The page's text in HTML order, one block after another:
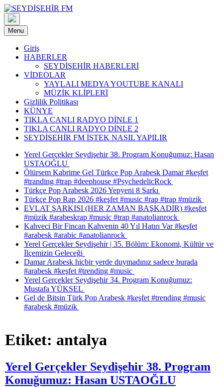
Skip
to
content
Menu
Giriş
HABERLER
SEYDİŞEHİR HABERLERİ
VİDEOLAR
YAYLALI MEDYA YOUTUBE KANALI
MÜZİK KLİPLERİ
Gizlilik Politikası
KÜNYE
TIKLA CANLI RADYO DİNLE 1
TIKLA CANLI RADYO DİNLE 2
SEYDİŞEHİR FM İSTEK NASIL YAPILIR
Yerel Gerçekler Seydişehir 38. Program Konuğumuz: Hasan
USTAOĞLU
Ölürsem Kabrime Gel Türkçe Pop Arabesk Damar #keşfet
#tranding #trap #deephouse #PsychedelicRock
Türkçe Pop Arabesk 2026 Yepyeni 8 Şarkı
Türkçe Pop Rap 2026 #keşfet #music #rap #trap #müzik
EVLAT ŞARKISI (HER ZAMAN BAŞKADIR) #keşfet
#müzik #arabeskrap #music #trap #anatolianrock
Kahveci Bir Fincan Kahvenin 40 Yıl Hatırı Var #keşfet
#arabesk #arabic #anatolianrock
Yerel Gerçekler Seydişehir | 35. Bölüm: Ekonomi, Kültür ve
İlçemizin Geleceği
Damar Arabesk hiçbir yerde duymadınız sadece burada
#arabesk #keşfet #trending #music
Yerel Gerçekler Seydişehir 34. Program Konuğumuz:
Mustafa YÜKSEL
Gel de Bitsin Türk Pop Arabesk #keşfet #trending #music
#arabesk #müzik
Etiket: antalya
Yerel Gerçekler Seydişehir 38. Program
Konuğumuz: Hasan USTAOĞLU